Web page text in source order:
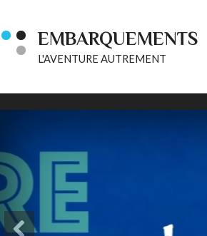
EMBARQUEMENTS
L'AVENTURE AUTREMENT